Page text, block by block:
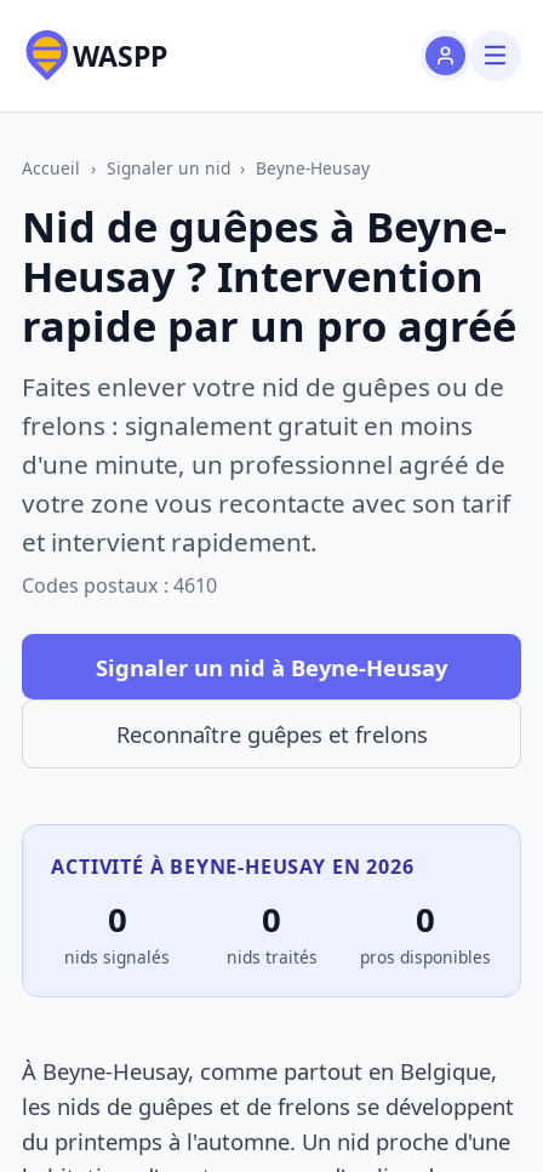
WASPP
Accueil › Signaler un nid › Beyne-Heusay
Nid de guêpes à Beyne-
Heusay ? Intervention
rapide par un pro agréé
Faites enlever votre nid de guêpes ou de
frelons : signalement gratuit en moins
d'une minute, un professionnel agréé de
votre zone vous recontacte avec son tarif
et intervient rapidement.
Codes postaux : 4610
Signaler un nid à Beyne-Heusay
Reconnaître guêpes et frelons
ACTIVITÉ À BEYNE-HEUSAY EN 2026
0
nids signalés
0
nids traités
0
pros disponibles
À Beyne-Heusay, comme partout en Belgique,
les nids de guêpes et de frelons se développent
du printemps à l'automne. Un nid proche d'une